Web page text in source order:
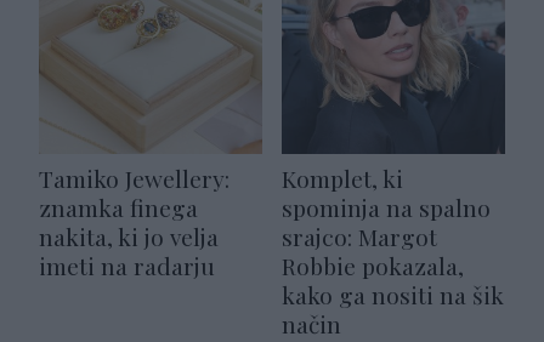
Tamiko Jewellery:
znamka finega
nakita, ki jo velja
imeti na radarju
Komplet, ki
spominja na spalno
srajco: Margot
Robbie pokazala,
kako ga nositi na šik
način